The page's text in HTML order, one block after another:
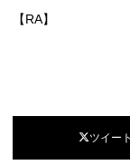
【RA】
ツイート